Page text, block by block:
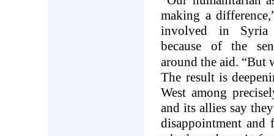
making a
involved in Syria
because of the
around the aid. “But
The result is
West among
and its allies say
disappointment and